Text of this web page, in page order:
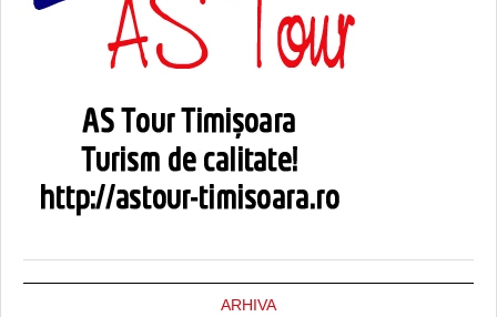
ARHIVA